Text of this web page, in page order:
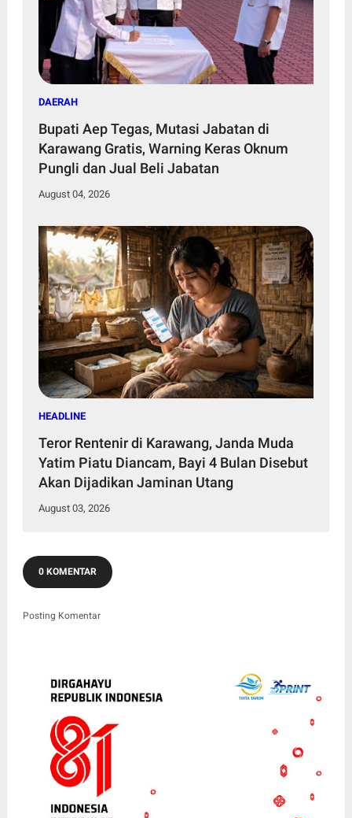
DAERAH
Bupati Aep Tegas, Mutasi Jabatan di
Karawang Gratis, Warning Keras Oknum
Pungli dan Jual Beli Jabatan
August 04, 2026
HEADLINE
Teror Rentenir di Karawang, Janda Muda
Yatim Piatu Diancam, Bayi 4 Bulan Disebut
Akan Dijadikan Jaminan Utang
August 03, 2026
0 KOMENTAR
Posting Komentar